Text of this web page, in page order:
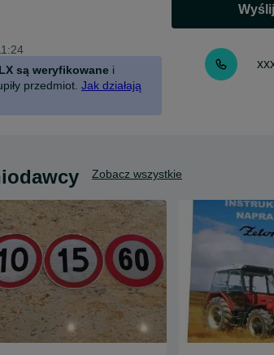
są weryfikowane i
przedmiot. Jak działają
Zobacz wszystkie